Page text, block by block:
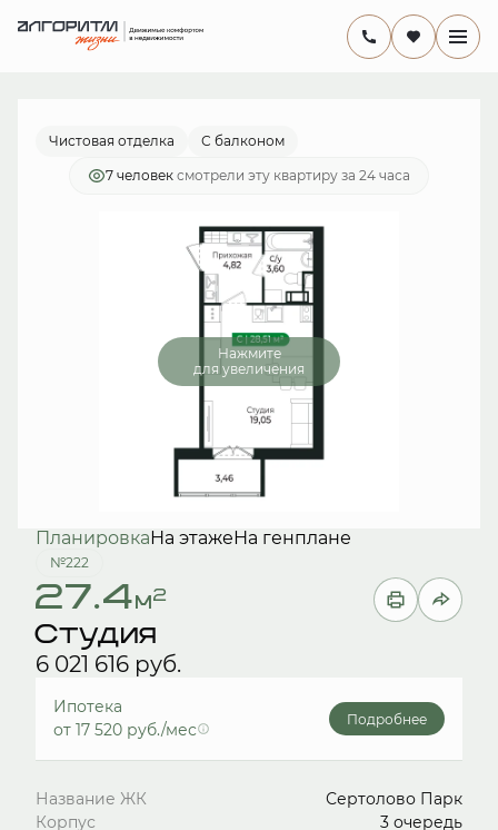
Студия 27.4 м
6 021 616 руб.
от 17 520 руб./мес.
Чистовая отделка С балконом
7 человек смотрели эту квартиру за 24 часа
Нажмите
для увеличения
ПланировкаНа этажеНа генплане
№222
27.4м2
Студия
6 021 616 руб.
Ипотека
от 17 520 руб./мес
Подробнее
Название ЖК
Сертолово Парк
Корпус
3 очередь